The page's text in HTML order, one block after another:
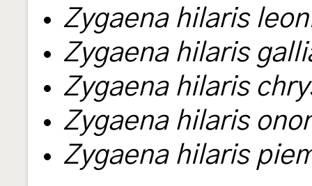
Zygaena hilaris
Zygaena hilaris
Zygaena hilaris
Zygaena hilaris
Zygaena hilaris